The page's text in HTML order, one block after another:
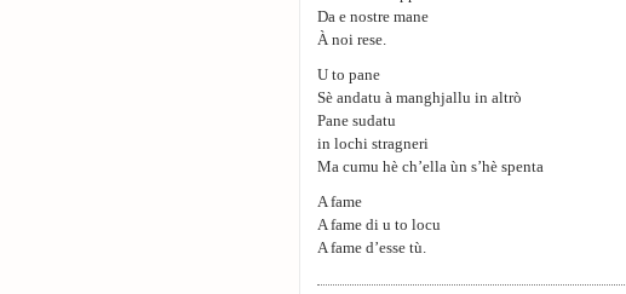
Da e nostre mane
À noi rese.
U to pane
Sè andatu à manghjallu in altrò
Pane sudatu
in lochi stragneri
Ma cumu hè ch’ella ùn s’hè spenta
A fame
A fame di u to locu
A fame d’esse tù.